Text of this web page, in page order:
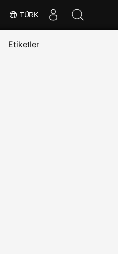
TÜRK
Etiketler